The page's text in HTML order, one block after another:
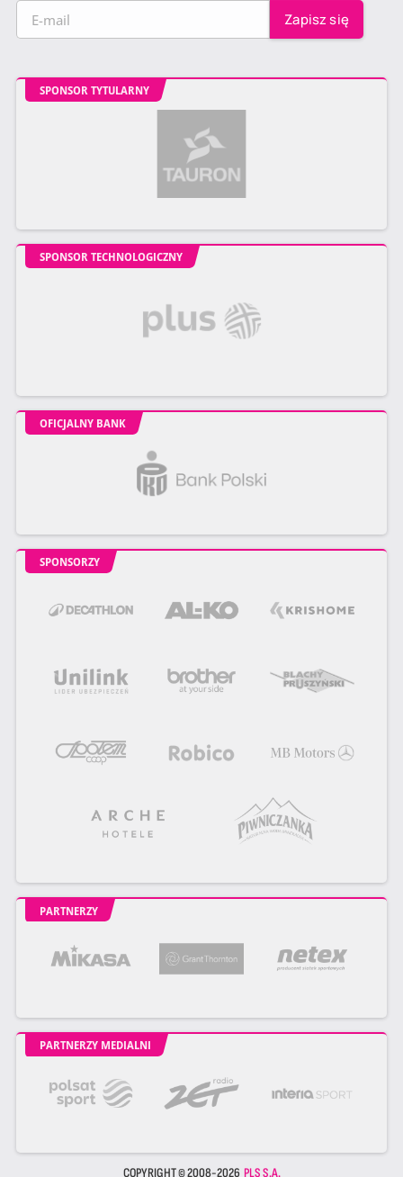
SPONSOR TYTULARNY
SPONSOR TECHNOLOGICZNY
OFICJALNY BANK
SPONSORZY
PARTNERZY
PARTNERZY MEDIALNI
COPYRIGHT © 2008-2026 PLS S.A.